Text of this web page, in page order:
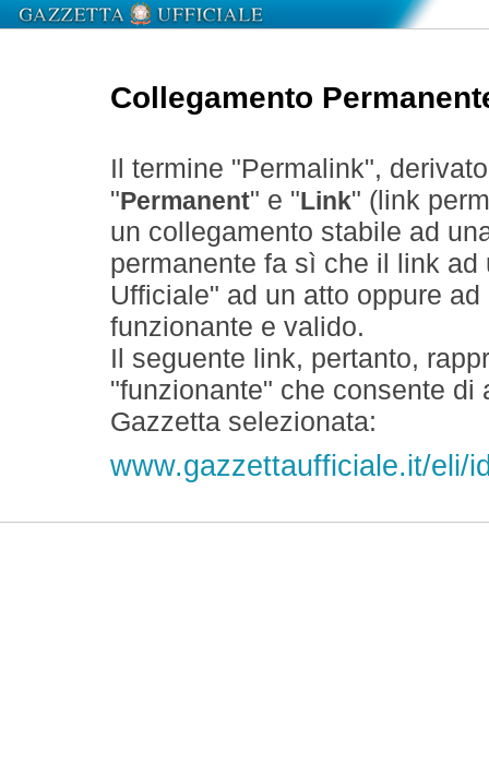
Collegamento
Il termine "Permalink",
" Permanent" e " Link" (link
un collegamento stabile ad
permanente fa sì che il link
Ufficiale" ad un atto oppure
funzionante e valido.
Il seguente link, pertanto,
"funzionante" che consente
Gazzetta selezionata:
www.gazzettaufficiale.it/eli/